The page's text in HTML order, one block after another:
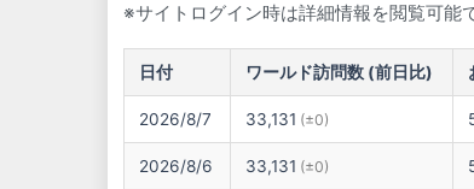
※サイトログイン時は詳細情報を閲覧可能
日付 ワールド訪問数 (前日比)
2026/8/7 33,131 (±0)
2026/8/6 33,131 (±0)